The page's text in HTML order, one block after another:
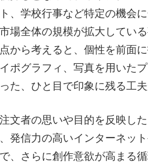
、学校行事など特定の機会
場全体の規模が拡大してい
から考えると、個性を前面
ポグラフィ、写真を用いた
、ひと目で印象に残る工夫
文者の思いや目的を反映し
発信力の高いインターネッ
、さらに創作意欲が高まる